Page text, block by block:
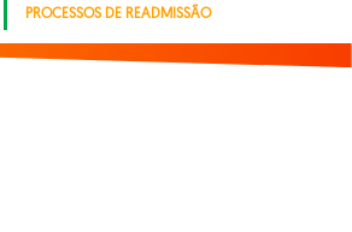
PROCESSOS DE READMISSÃO